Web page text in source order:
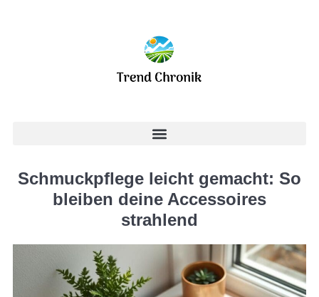
Schmuckpflege leicht gemacht: So
bleiben deine Accessoires
strahlend